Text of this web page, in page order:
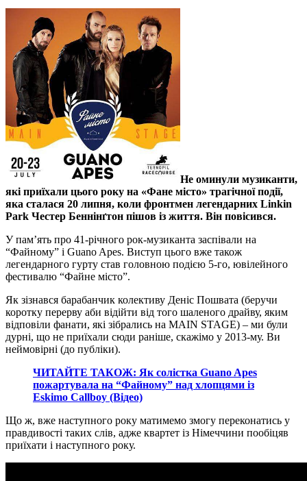
Не оминули музиканти,
які приїхали цього року на «Фане місто» трагічної події,
яка сталася 20 липня, коли фронтмен легендарних Linkin
Park Честер Беннінґтон пішов із життя. Він повісився.
У пам’ять про 41-річного рок-музиканта заспівали на
“Файному” і Guano Apes. Виступ цього вже також
легендарного гурту став головною подією 5-го, ювілейного
фестивалю “Файне місто”.
Як зізнався барабанчик колективу Деніс Пошвата (беручи
коротку перерву аби відійти від того шаленого драйву, яким
відповіли фанати, які зібрались на MAIN STAGE) – ми були
дурні, що не приїхали сюди раніше, скажімо у 2013-му. Ви
неймовірні (до публіки).
ЧИТАЙТЕ ТАКОЖ: Як солістка Guano Apes
пожартувала на “Файному” над хлопцями із
Eskimo Callboy (Відео)
Що ж, вже наступного року матимемо змогу переконатись у
правдивості таких слів, адже квартет із Німеччини пообіцяв
приїхати і наступного року.